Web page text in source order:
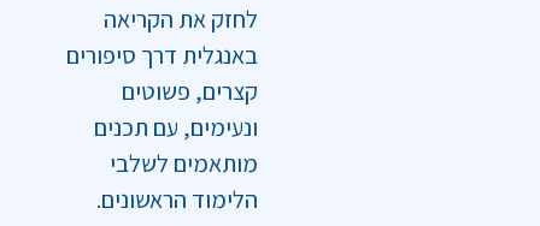
לחזק את הקריאה
באנגלית דרך סיפורים
קצרים, פשוטים
ונעימים, עם תכנים
מותאמים לשלבי
הלימוד הראשונים.